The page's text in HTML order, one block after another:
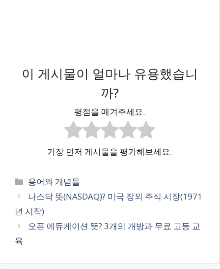
이 게시물이 얼마나 유용했습니
까?
평점을 매겨주세요.
가장 먼저 게시물을 평가해보세요.
카
테
고
리
용어와 개념들
나스닥 뜻(NASDAQ)? 미국 장외 주식 시장(1971
년 시작)
오픈 에듀케이션 뜻? 3개의 개방과 무료 고등 교
육